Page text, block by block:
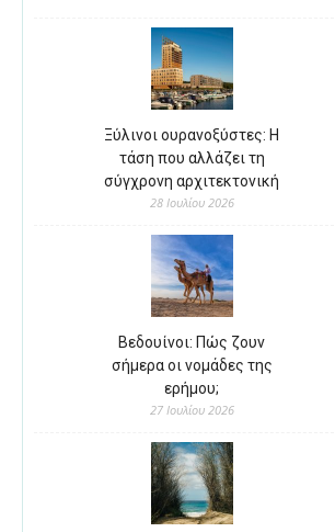
Ξύλινοι ουρανοξύστες: Η
τάση που αλλάζει τη
σύγχρονη αρχιτεκτονική
28 Ιουλίου 2026
Βεδουίνοι: Πώς ζουν
σήμερα οι νομάδες της
ερήμου;
27 Ιουλίου 2026